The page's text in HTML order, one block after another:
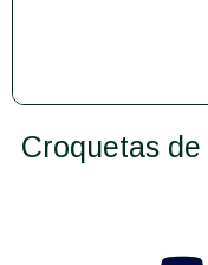
Croquetas